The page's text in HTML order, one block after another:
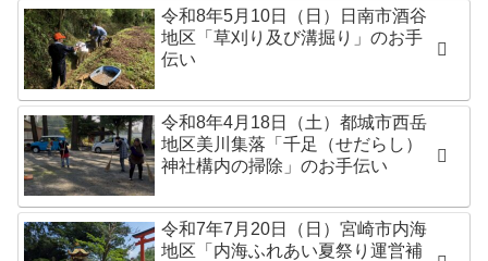
令和8年5月10日（日）日南市酒谷
地区「草刈り及び溝掘り」のお手
伝い
令和8年4月18日（土）都城市西岳
地区美川集落「千足（せだらし）
神社構内の掃除」のお手伝い
令和7年7月20日（日）宮崎市内海
地区「内海ふれあい夏祭り運営補